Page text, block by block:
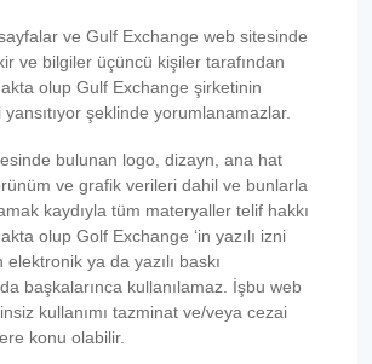
sayfalar ve Gulf Exchange web sitesinde
ve bilgiler üçüncü kişiler tarafından
olup Gulf Exchange şirketinin
şeklinde yorumlanamazlar.
bulunan logo, dizayn, ana hat
ve grafik verileri dahil ve bunlarla
kaydıyla tüm materyaller telif hakkı
olup Golf Exchange ‘in yazılı izni
elektronik ya da yazılı baskı
başkalarınca kullanılamaz. İşbu web
kullanımı tazminat ve/veya cezai
konu olabilir.